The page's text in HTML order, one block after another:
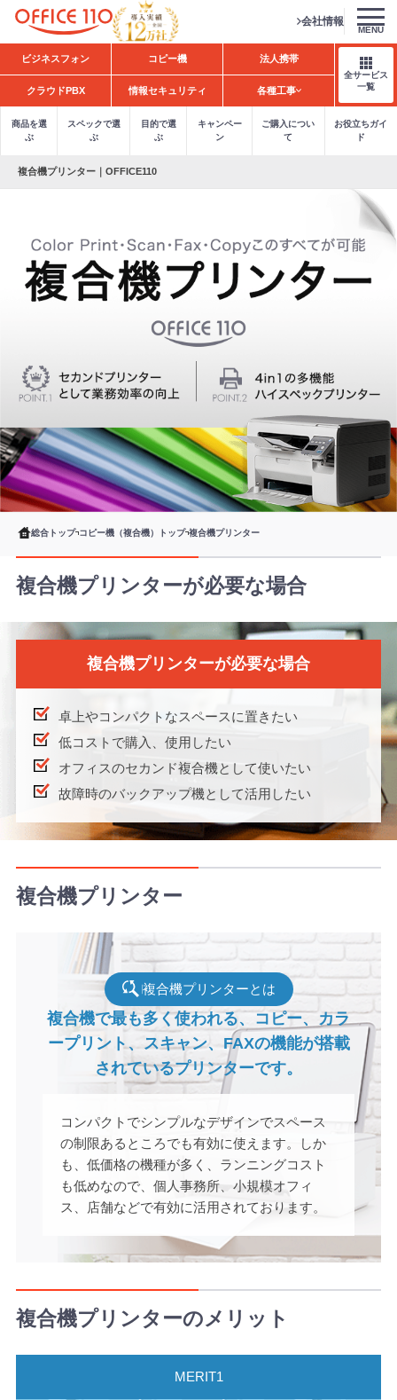
H
o
会社情報
MENU
ビジネスフォン コピー機 法人携帯
クラウドPBX 情報セキュリティ 各種工事
全サービス
一覧
商品を選
ぶ
スペックで選
ぶ
目的で選
ぶ
キャンペー
ン
ご購入につい
て
お役立ちガイ
ド
複合機プリンター｜OFFICE110
総合トップ コピー機（複合機）トップ 複合機プリンター
複合機プリンターが必要な場合
複合機プリンターが必要な場合
卓上やコンパクトなスペースに置きたい
低コストで購入、使用したい
オフィスのセカンド複合機として使いたい
故障時のバックアップ機として活用したい
複合機プリンター
複合機プリンターとは
複合機で最も多く使われる、コピー、カラ
ープリント、スキャン、FAXの機能が搭載
されているプリンターです。
コンパクトでシンプルなデザインでスペース
の制限あるところでも有効に使えます。しか
も、低価格の機種が多く、ランニングコスト
も低めなので、個人事務所、小規模オフィ
ス、店舗などで有効に活用されております。
複合機プリンターのメリット